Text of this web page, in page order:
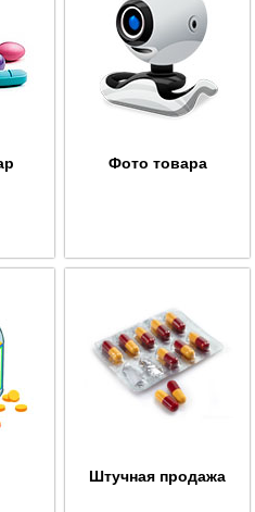
Фото товара
Штучная продажа